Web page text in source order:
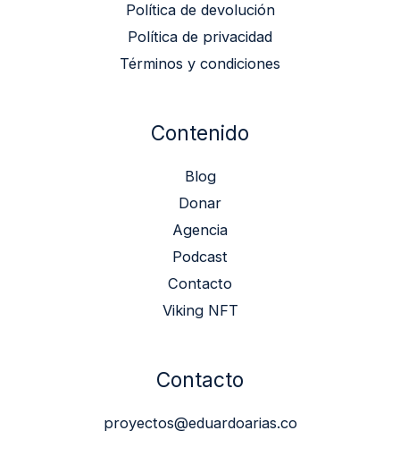
Política de devolución
Política de privacidad
Términos y condiciones
Contenido
Blog
Donar
Agencia
Podcast
Contacto
Viking NFT
Contacto
proyectos@eduardoarias.co